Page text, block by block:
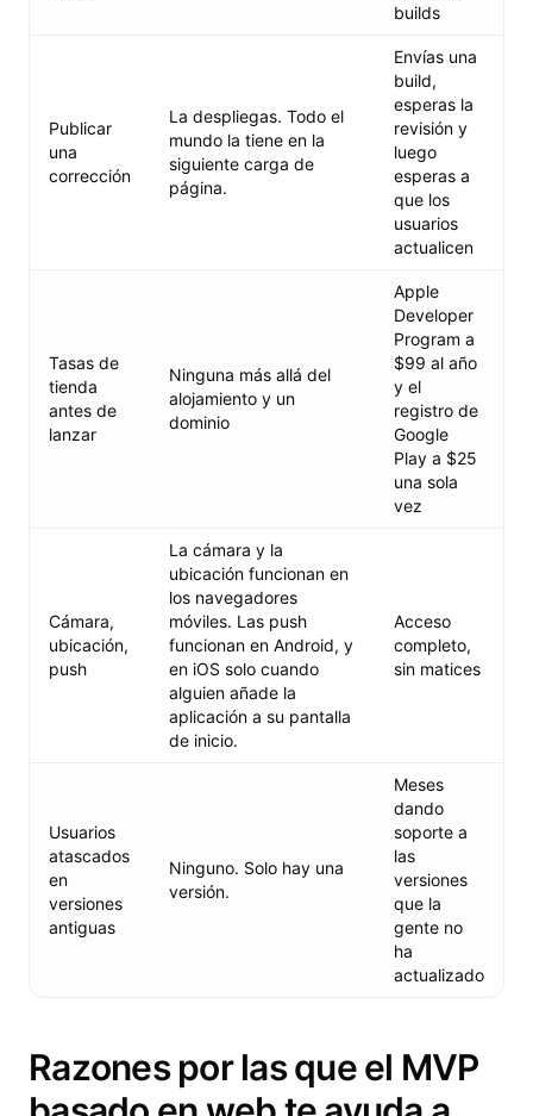
builds
Publicar
una
corrección
La despliegas. Todo el
mundo la tiene en la
siguiente carga de
página.
Envías una
build,
esperas la
revisión y
luego
esperas a
que los
usuarios
actualicen
Tasas de
tienda
antes de
lanzar
Ninguna más allá del
alojamiento y un
dominio
Apple
Developer
Program a
$99 al año
y el
registro de
Google
Play a $25
una sola
vez
Cámara,
ubicación,
push
La cámara y la
ubicación funcionan en
los navegadores
móviles. Las push
funcionan en Android, y
en iOS solo cuando
alguien añade la
aplicación a su pantalla
de inicio.
Acceso
completo,
sin matices
Usuarios
atascados
en
versiones
antiguas
Ninguno. Solo hay una
versión.
Meses
dando
soporte a
las
versiones
que la
gente no
ha
actualizado
Razones por las que el MVP